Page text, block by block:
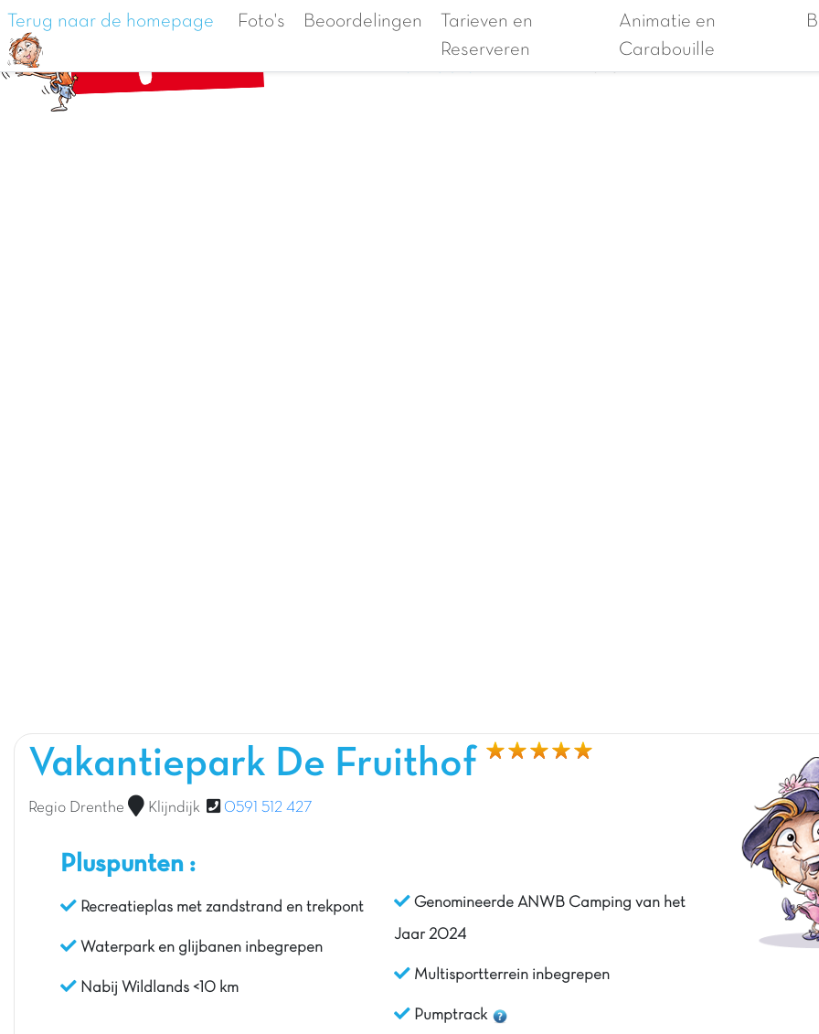
Vakantiepark
De Fruithof
Contacteer
ons
FAQ
Terug naar de homepage Foto's Beoordelingen
Tarieven en
Reserveren
Animatie en
Carabouille
Vakantiepark De Fruithof
Regio Drenthe Klijndijk 0591 512 427
Pluspunten :
Recreatieplas met zandstrand en trekpont
Waterpark en glijbanen inbegrepen
Nabij Wildlands <10 km
Genomineerde ANWB Camping van het
Jaar 2024
Multisportterrein inbegrepen
Pumptrack